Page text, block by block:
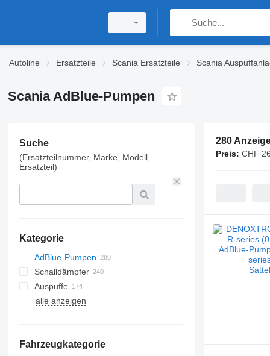
Autoline Ersatzteile Scania Ersatzteile Scania
Scania AdBlue-Pumpen
Suche
(Ersatzteilnummer, Marke, Modell,
Ersatzteil)
Kategorie
AdBlue-Pumpen
Schalldämpfer
Auspuffe
alle anzeigen
Fahrzeugkategorie
280
Preis: CHF